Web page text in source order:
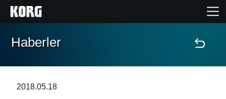
Ana Sayfa
Haberler
2018.05.18